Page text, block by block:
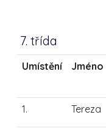
7. třída
Umístění Jméno
1. Tereza